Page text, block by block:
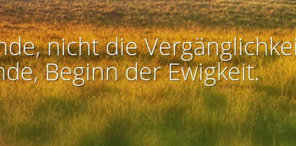
nicht die
Beginn der Ewigkeit.